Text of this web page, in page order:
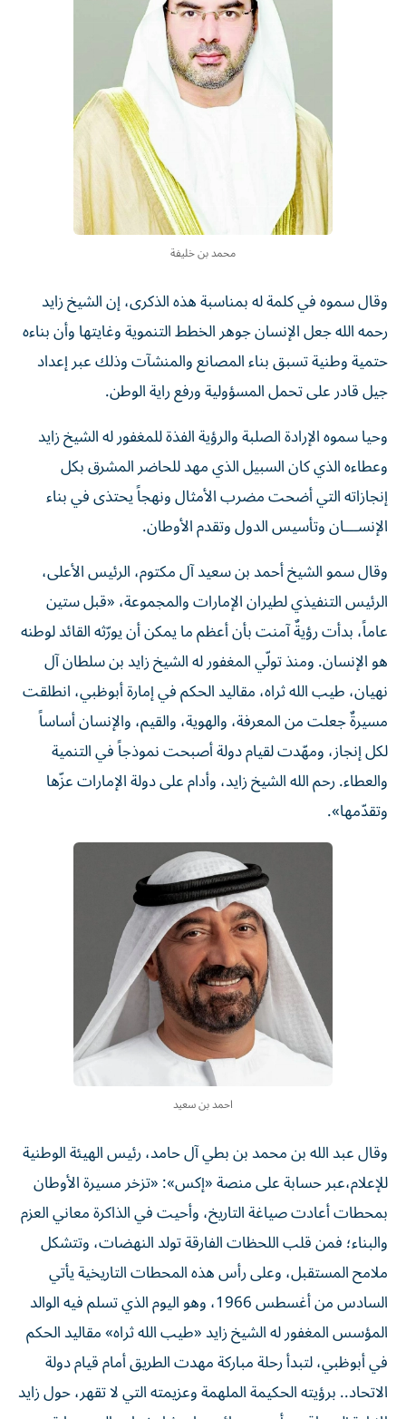
محمد بن خليفة
وقال سموه في كلمة له بمناسبة هذه الذكرى، إن الشيخ زايد
رحمه الله جعل الإنسان جوهر الخطط التنموية وغايتها وأن بناءه
حتمية وطنية تسبق بناء المصانع والمنشآت وذلك عبر إعداد
جيل قادر على تحمل المسؤولية ورفع راية الوطن.
وحيا سموه الإرادة الصلبة والرؤية الفذة للمغفور له الشيخ زايد
وعطاءه الذي كان السبيل الذي مهد للحاضر المشرق بكل
إنجازاته التي أضحت مضرب الأمثال ونهجاً يحتذى في بناء
الإنســـان وتأسيس الدول وتقدم الأوطان.
وقال سمو الشيخ أحمد بن سعيد آل مكتوم، الرئيس الأعلى،
الرئيس التنفيذي لطيران الإمارات والمجموعة، «قبل ستين
عاماً، بدأت رؤيةٌ آمنت بأن أعظم ما يمكن أن يورّثه القائد لوطنه
هو الإنسان. ومنذ تولّي المغفور له الشيخ زايد بن سلطان آل
نهيان، طيب الله ثراه، مقاليد الحكم في إمارة أبوظبي، انطلقت
مسيرةٌ جعلت من المعرفة، والهوية، والقيم، والإنسان أساساً
لكل إنجاز، ومهّدت لقيام دولة أصبحت نموذجاً في التنمية
والعطاء. رحم الله الشيخ زايد، وأدام على دولة الإمارات عزّها
وتقدّمها».
احمد بن سعيد
وقال عبد الله بن محمد بن بطي آل حامد، رئيس الهيئة الوطنية
للإعلام،عبر حسابة على منصة «إكس»: «تزخر مسيرة الأوطان
بمحطات أعادت صياغة التاريخ، وأحيت في الذاكرة معاني العزم
والبناء؛ فمن قلب اللحظات الفارقة تولد النهضات، وتتشكل
ملامح المستقبل، وعلى رأس هذه المحطات التاريخية يأتي
السادس من أغسطس 1966، وهو اليوم الذي تسلم فيه الوالد
المؤسس المغفور له الشيخ زايد «طيب الله ثراه» مقاليد الحكم
في أبوظبي، لتبدأ رحلة مباركة مهدت الطريق أمام قيام دولة
الاتحاد.. برؤيته الحكيمة الملهمة وعزيمته التي لا تقهر، حول زايد